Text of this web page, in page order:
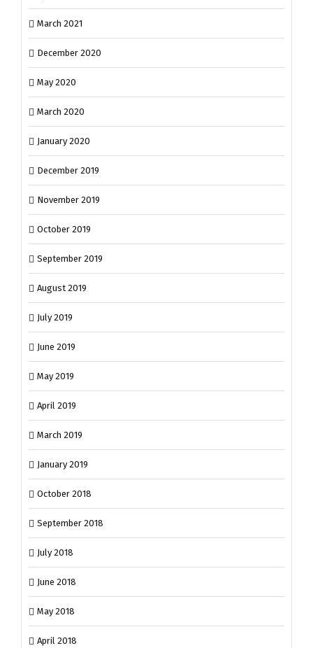
March 2021
December 2020
May 2020
March 2020
January 2020
December 2019
November 2019
October 2019
September 2019
August 2019
July 2019
June 2019
May 2019
April 2019
March 2019
January 2019
October 2018
September 2018
July 2018
June 2018
May 2018
April 2018